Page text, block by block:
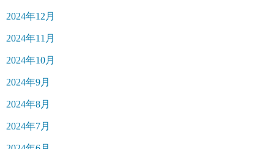
2024年12月
2024年11月
2024年10月
2024年9月
2024年8月
2024年7月